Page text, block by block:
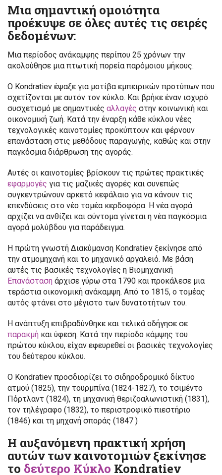
Μια σημαντική ομοιότητα
προέκυψε σε όλες αυτές τις σειρές
δεδομένων:
Μια περίοδος ανάκαμψης περίπου 25 χρόνων την
ακολούθησε μια πτωτική πορεία παρόμοιου μήκους.
Ο Kondratiev έψαξε για μοτίβα εμπειρικών προτύπων που
σχετίζονται με αυτόν τον κύκλο. Και βρήκε έναν ισχυρό
συσχετισμό με σημαντικές αλλαγές στην κοινωνική και
οικονομική ζωή. Κατά την έναρξη κάθε κύκλου νέες
τεχνολογικές καινοτομίες προκύπτουν και φέρνουν
επανάσταση στις μεθόδους παραγωγής, καθώς και στην
παγκόσμια διάρθρωση της αγοράς.
Αυτές οι καινοτομίες βρίσκουν τις πρώτες πρακτικές
εφαρμογές για τις μαζικές αγορές και συνεπώς
συγκεντρώνουν αρκετό κεφάλαιο για να κάνουν τις
επενδύσεις στο νέο τομέα κερδοφόρα. Η νέα αγορά
αρχίζει να ανθίζει και σύντομα γίνεται η νέα παγκόσμια
αγορά μολύβδου για παράδειγμα.
Η πρώτη γνωστή Διακύμανση Kondratiev ξεκίνησε από
την ατμομηχανή και το μηχανικό αργαλειό. Με βάση
αυτές τις βασικές τεχνολογίες η Βιομηχανική
Επανάσταση άρχισε γύρω στα 1790 και προκάλεσε μια
τεράστια οικονομική ανάκαμψη. Από το 1815, ο τομέας
αυτός φτάνει στο μέγιστο των δυνατοτήτων του.
Η ανάπτυξη επιβραδύνθηκε και τελικά οδήγησε σε
παρακμή και ύφεση. Κατά την περίοδο κάμψης του
πρώτου κύκλου, είχαν εφευρεθεί οι βασικές τεχνολογίες
του δεύτερου κύκλου.
Ο Kondratiev προσδιορίζει το σιδηροδρομικό δίκτυο
ατμού (1825), την τουρμπίνα (1824-1827), το τσιμέντο
Πόρτλαντ (1824), τη μηχανική θεριζοαλωνιστική (1831),
τον τηλέγραφο (1832), το περιστροφικό πιεστήριο
(1846) και τη μηχανή σποράς (1847 )
Η αυξανόμενη πρακτική χρήση
αυτών των καινοτομιών ξεκίνησε
το δεύτερο Κύκλο Kondratiev